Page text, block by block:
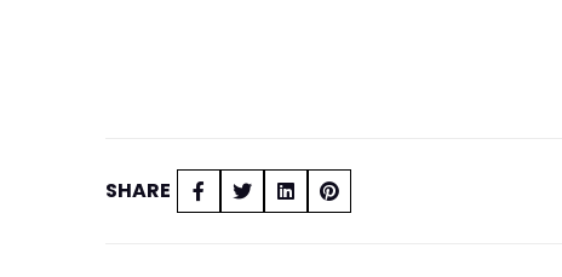
SHARE